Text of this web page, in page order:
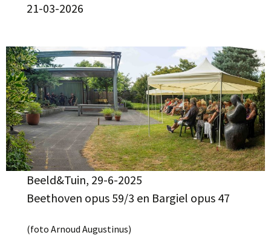
21-03-2026
Beeld&Tuin, 29-6-2025
Beethoven opus 59/3 en Bargiel opus 47
(foto Arnoud Augustinus)